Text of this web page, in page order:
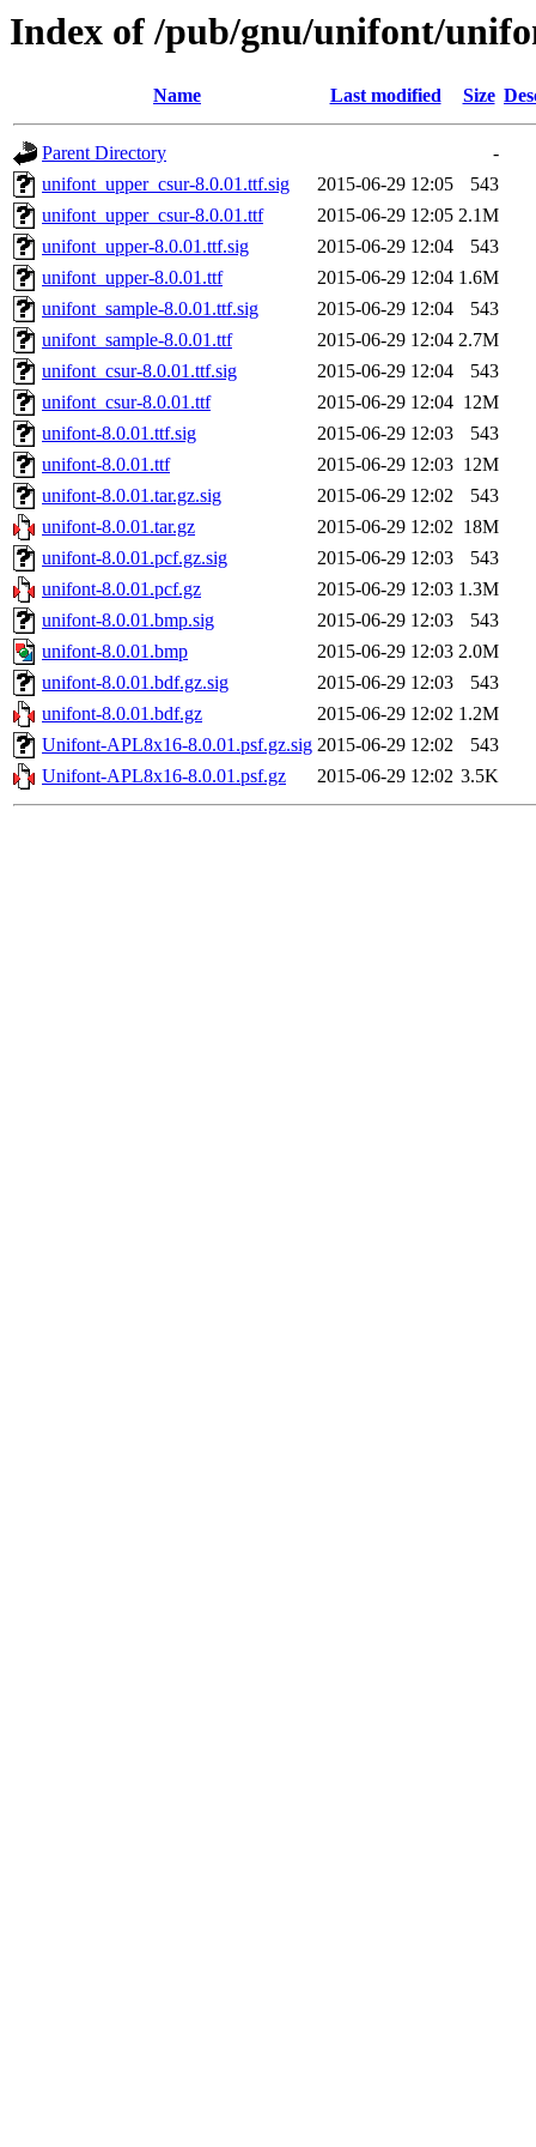
Index of /pub/gnu/unifont/
Name Last modified Size
Parent Directory
-
unifont_upper_csur-8.0.01.ttf.sig
2015-06-29 12:05
543
unifont_upper_csur-8.0.01.ttf
2015-06-29 12:05 2.1M
unifont_upper-8.0.01.ttf.sig
2015-06-29 12:04
543
unifont_upper-8.0.01.ttf
2015-06-29 12:04 1.6M
unifont_sample-8.0.01.ttf.sig
2015-06-29 12:04
543
unifont_sample-8.0.01.ttf
2015-06-29 12:04 2.7M
unifont_csur-8.0.01.ttf.sig
2015-06-29 12:04
543
unifont_csur-8.0.01.ttf
2015-06-29 12:04 12M
unifont-8.0.01.ttf.sig
2015-06-29 12:03
543
unifont-8.0.01.ttf
2015-06-29 12:03 12M
unifont-8.0.01.tar.gz.sig
2015-06-29 12:02
543
unifont-8.0.01.tar.gz
2015-06-29 12:02 18M
unifont-8.0.01.pcf.gz.sig
2015-06-29 12:03
543
unifont-8.0.01.pcf.gz
2015-06-29 12:03 1.3M
unifont-8.0.01.bmp.sig
2015-06-29 12:03
543
unifont-8.0.01.bmp
2015-06-29 12:03 2.0M
unifont-8.0.01.bdf.gz.sig
2015-06-29 12:03
543
unifont-8.0.01.bdf.gz
2015-06-29 12:02 1.2M
Unifont-APL8x16-8.0.01.psf.gz.sig 2015-06-29 12:02
543
Unifont-APL8x16-8.0.01.psf.gz
2015-06-29 12:02 3.5K